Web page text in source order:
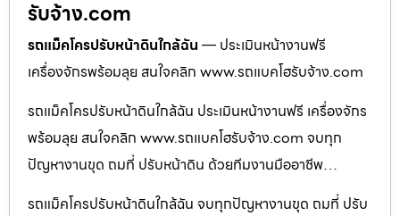
รับจ้าง.com
รถแม็คโครปรับหน้าดินใกล้ฉัน — ประเมินหน้างานฟรี
เครื่องจักรพร้อมลุย สนใจคลิก www.รถแบคโฮรับจ้าง.com
รถแม็คโครปรับหน้าดินใกล้ฉัน ประเมินหน้างานฟรี เครื่องจักร
พร้อมลุย สนใจคลิก www.รถแบคโฮรับจ้าง.com จบทุก
ปัญหางานขุด ถมที่ ปรับหน้าดิน ด้วยทีมงานมืออาชีพ…
รถแม็คโครปรับหน้าดินใกล้ฉัน จบทุกปัญหางานขุด ถมที่ ปรับ